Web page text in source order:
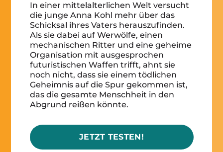
In einer mittelalterlichen Welt versucht
die junge Anna Kohl mehr über das
Schicksal ihres Vaters herauszufinden.
Als sie dabei auf Werwölfe, einen
mechanischen Ritter und eine geheime
Organisation mit ausgesprochen
futuristischen Waffen trifft, ahnt sie
noch nicht, dass sie einem tödlichen
Geheimnis auf die Spur gekommen ist,
das die gesamte Menschheit in den
Abgrund reißen könnte.
JETZT TESTEN!